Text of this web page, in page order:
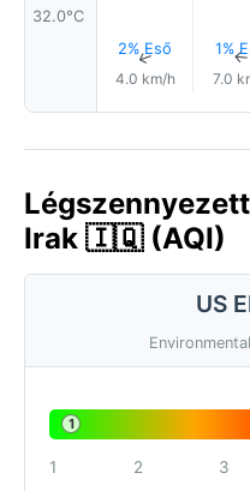
32.0°C
2% Eső
↑
4.0 km/h
1%
7.0
Irak 🇮🇶 (AQI)
US
1
1 2 3